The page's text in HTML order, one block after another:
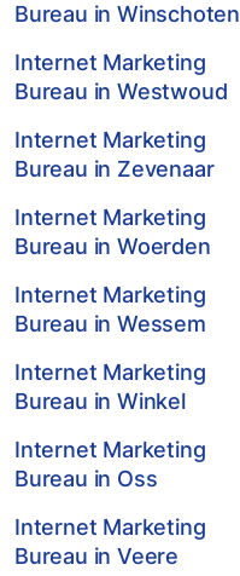
Bureau in Winschoten
Internet Marketing
Bureau in Westwoud
Internet Marketing
Bureau in Zevenaar
Internet Marketing
Bureau in Woerden
Internet Marketing
Bureau in Wessem
Internet Marketing
Bureau in Winkel
Internet Marketing
Bureau in Oss
Internet Marketing
Bureau in Veere